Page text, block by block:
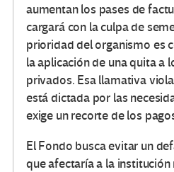
aumentan los pases de
cargará con la culpa de
prioridad del organismo es
la aplicación de una quita a
privados. Esa llamativa
está dictada por las
exige un recorte de los
El Fondo busca evitar un
que afectaría a la